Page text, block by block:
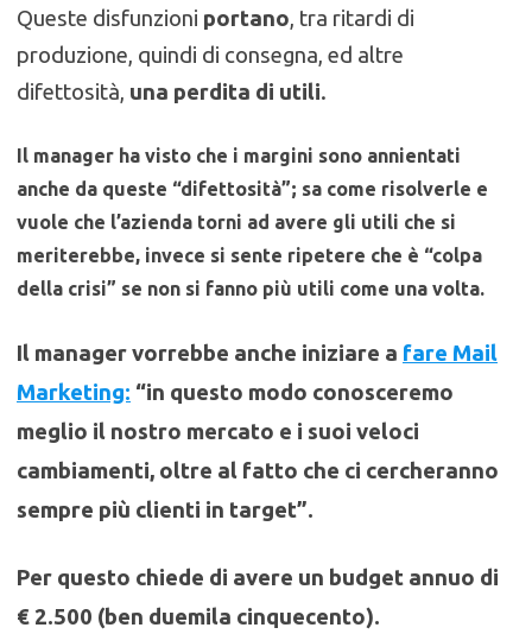
Queste disfunzioni portano, tra ritardi di
produzione, quindi di consegna, ed altre
difettosità, una perdita di utili.
Il manager ha visto che i margini sono annientati
anche da queste “difettosità”; sa come risolverle e
vuole che l’azienda torni ad avere gli utili che si
meriterebbe, invece si sente ripetere che è “colpa
della crisi” se non si fanno più utili come una volta.
Il manager vorrebbe anche iniziare a fare Mail
Marketing: “in questo modo conosceremo
meglio il nostro mercato e i suoi veloci
cambiamenti, oltre al fatto che ci cercheranno
sempre più clienti in target”.
Per questo chiede di avere un budget annuo di
€ 2.500 (ben duemila cinquecento).